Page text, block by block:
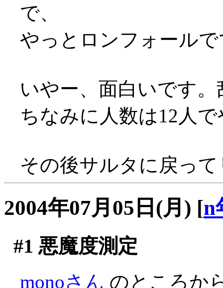
で、
やっとロンフォール
いやー、面白いです
ちなみに人数は12人
その後サルタに戻っ
2004年07月05日(月) [n
#1 悪魔度測定
monoさん のところか